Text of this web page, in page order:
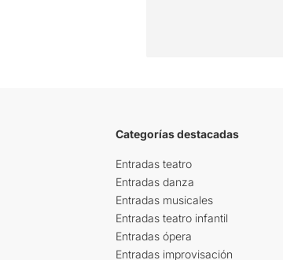
Categorías destacadas
Entradas teatro
Entradas danza
Entradas musicales
Entradas teatro infantil
Entradas ópera
Entradas improvisación